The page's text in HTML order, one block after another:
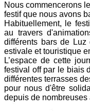
Nous commencerons
festif que nous avons
Habituellement, le
au travers
différents bars de Luz
estivale et touristique
L’espace de cette
festival off par le biais
différentes terrasses
pour nous d'être
depuis de nombreuses